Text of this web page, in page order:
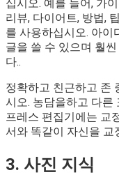
십시오. 예를 들어, 가
리뷰, 다이어트, 방법,
를 사용하십시오. 아이
글을 쓸 수 있으며 훨
다..
정확하고 친근하고 존
시오. 농담을하고 다른
프레스 편집기에는 교
서와 똑같이 자신을 교
3. 사진 지식